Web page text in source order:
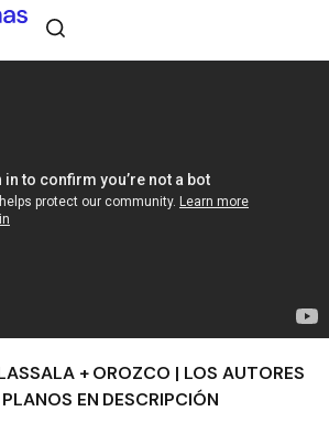
+ OROZCO | LOS AUTORES
EN DESCRIPCIÓN